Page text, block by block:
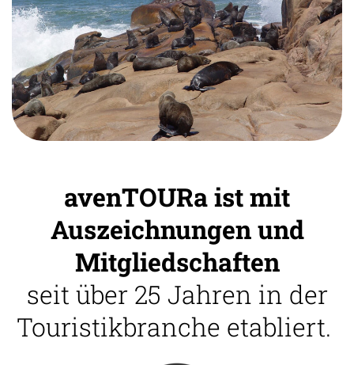
avenTOURa ist mit
Auszeichnungen und
Mitgliedschaften
seit über 25 Jahren in der
Touristikbranche etabliert.